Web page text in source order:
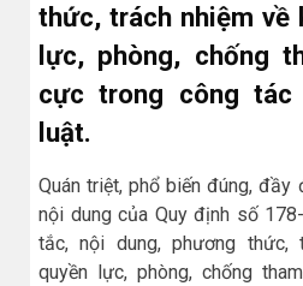
thức, trách nhiệm về
lực, phòng, chống
cực trong công tác
luật.
Quán triệt, phổ biến đúng,
nội dung của Quy định số
tắc, nội dung, phương thức,
quyền lực, phòng, chống